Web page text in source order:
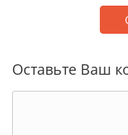
Оставьте Ваш